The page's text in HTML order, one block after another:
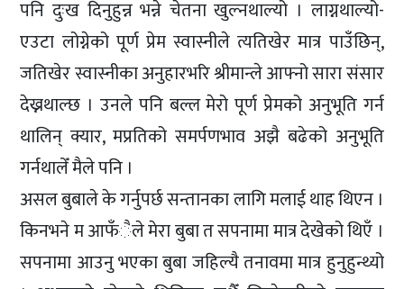
पनि दुःख दिनुहुन्न भन्ने चेतना खुल्नथाल्यो । लाग्नथाल्यो-
एउटा लोग्नेको पूर्ण प्रेम स्वास्नीले त्यतिखेर मात्र पाउँछिन्,
जतिखेर स्वास्नीका अनुहारभरि श्रीमान्ले आफ्नो सारा संसार
देख्नथाल्छ । उनले पनि बल्ल मेरो पूर्ण प्रेमको अनुभूति गर्न
थालिन् क्यार, मप्रतिको समर्पणभाव अझै बढेको अनुभूति
गर्नथालेँ मैले पनि ।
असल बुबाले के गर्नुपर्छ सन्तानका लागि मलाई थाह थिएन ।
किनभने म आफँैले मेरा बुबा त सपनामा मात्र देखेको थिएँ ।
सपनामा आउनु भएका बुबा जहिल्यै तनावमा मात्र हुनुहुन्थ्यो